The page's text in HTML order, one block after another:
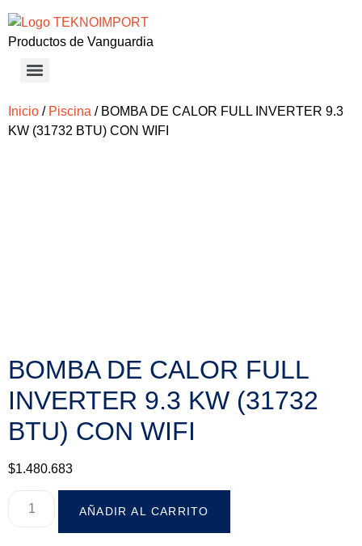
Productos de Vanguardia
Inicio / Piscina / BOMBA DE CALOR FULL INVERTER 9.3
KW (31732 BTU) CON WIFI
BOMBA DE CALOR FULL
INVERTER 9.3 KW (31732
BTU) CON WIFI
$1.480.683
AÑADIR AL CARRITO